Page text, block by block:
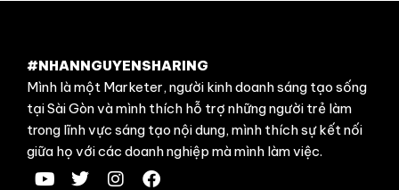
#NHANNGUYENSHARING
Mình là một Marketer, người kinh doanh sáng tạo sống
tại Sài Gòn và mình thích hỗ trợ những người trẻ làm
trong lĩnh vực sáng tạo nội dung, mình thích sự kết nối
giữa họ với các doanh nghiệp mà mình làm việc.